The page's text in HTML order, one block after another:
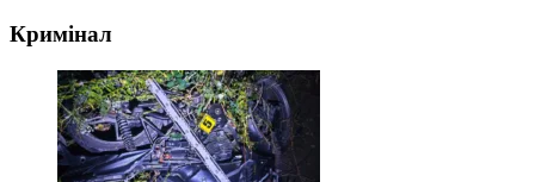
Кримінал